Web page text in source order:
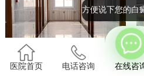
医院首页 电话咨询 在线咨
方便说下您的白